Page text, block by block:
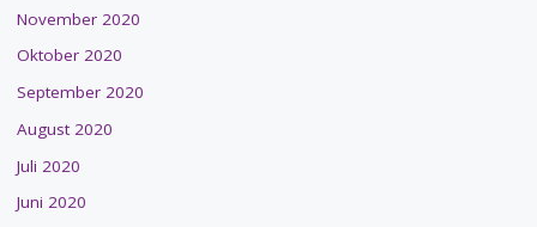
November 2020
Oktober 2020
September 2020
August 2020
Juli 2020
Juni 2020